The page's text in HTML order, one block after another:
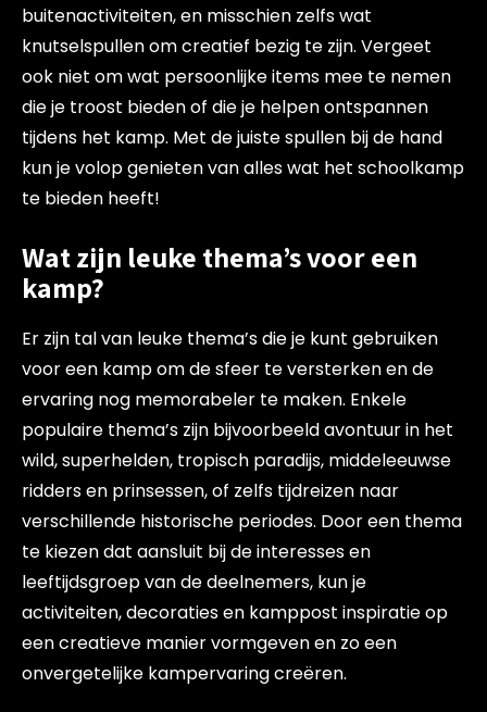
buitenactiviteiten, en misschien zelfs wat
knutselspullen om creatief bezig te zijn. Vergeet
ook niet om wat persoonlijke items mee te nemen
die je troost bieden of die je helpen ontspannen
tijdens het kamp. Met de juiste spullen bij de hand
kun je volop genieten van alles wat het schoolkamp
te bieden heeft!
Wat zijn leuke thema’s voor een
kamp?
Er zijn tal van leuke thema’s die je kunt gebruiken
voor een kamp om de sfeer te versterken en de
ervaring nog memorabeler te maken. Enkele
populaire thema’s zijn bijvoorbeeld avontuur in het
wild, superhelden, tropisch paradijs, middeleeuwse
ridders en prinsessen, of zelfs tijdreizen naar
verschillende historische periodes. Door een thema
te kiezen dat aansluit bij de interesses en
leeftijdsgroep van de deelnemers, kun je
activiteiten, decoraties en kamppost inspiratie op
een creatieve manier vormgeven en zo een
onvergetelijke kampervaring creëren.